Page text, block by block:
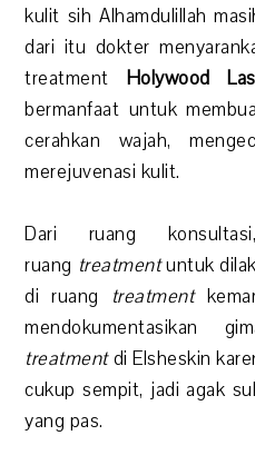
kulit sih Alhamdulillah
dari itu dokter
treatment Holywood
bermanfaat untuk
cerahkan wajah,
merejuvenasi kulit.
Dari ruang
ruang treatmentuntuk
di ruang treatment
mendokumentasikan
treatmentdi Elsheskin
cukup sempit, jadi agak
yang pas.